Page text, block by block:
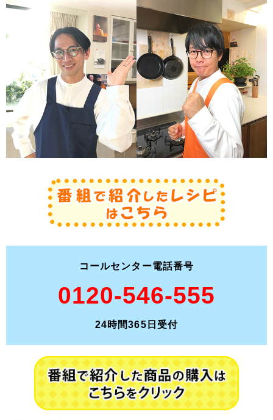
コールセンター電話番号
0120-546-555
24時間365日受付